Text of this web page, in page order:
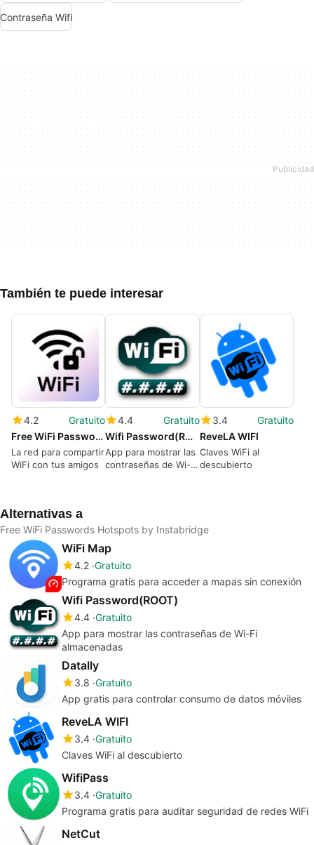
Contraseña Wifi
También te puede interesar
4.2
Gratuito
Free WiFi Passwords Hotspots by Instabridge
La red para compartir
WiFi con tus amigos
4.4
Gratuito
Wifi Password(ROOT)
App para mostrar las
contraseñas de Wi-Fi
3.4
Gratuito
ReveLA WIFI
Claves WiFi al
descubierto
Alternativas a
Free WiFi Passwords Hotspots by Instabridge
WiFi Map
4.2 Gratuito
Programa gratis para acceder a mapas sin conexión
Wifi Password(ROOT)
4.4 Gratuito
App para mostrar las contraseñas de Wi-Fi
almacenadas
Datally
3.8 Gratuito
App gratis para controlar consumo de datos móviles
ReveLA WIFI
3.4 Gratuito
Claves WiFi al descubierto
WifiPass
3.4 Gratuito
Programa gratis para auditar seguridad de redes WiFi
NetCut